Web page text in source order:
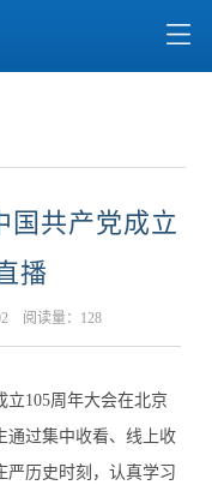
国共产党成立
播
阅读量： 128
105周年大会在北京
通过集中收看、线上收
严历史时刻，认真学习